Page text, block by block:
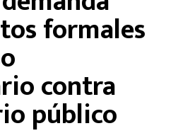
formales
contra
público